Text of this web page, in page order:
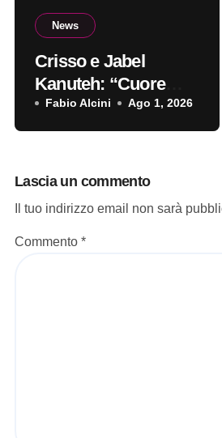
News
Crisso e Jabel
Kanuteh: “Cuore
Griot” è il nuovo
video
Fabio Alcini Ago 1, 2026
Lascia un commento
Il tuo indirizzo email non sarà
Commento *